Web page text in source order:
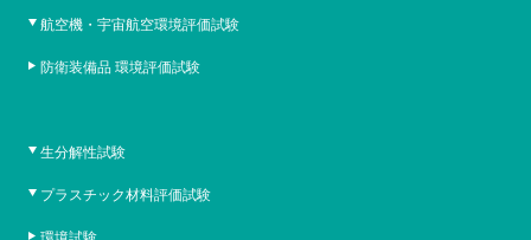
航空機・宇宙航空環境評価試験
防衛装備品 環境評価試験
生分解性試験
プラスチック材料評価試験